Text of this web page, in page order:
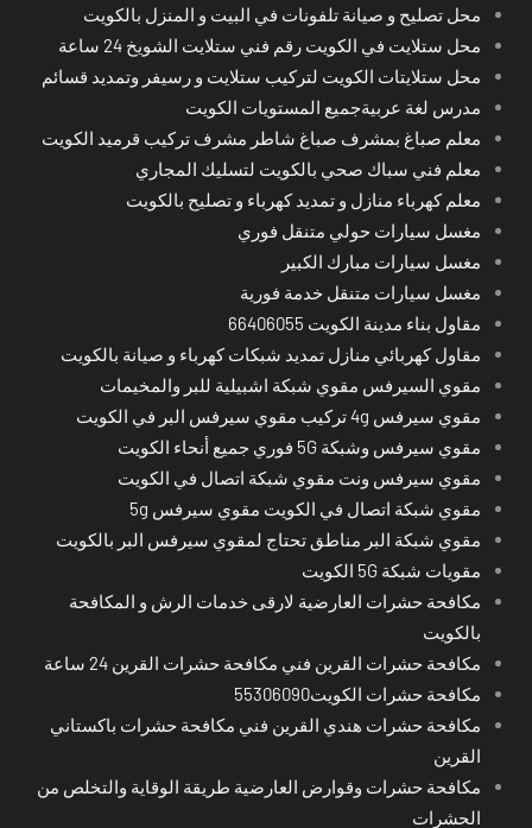
محل تصليح و صيانة تلفونات في البيت و المنزل بالكويت
محل ستلايت في الكويت رقم فني ستلايت الشويخ 24 ساعة
محل ستلايتات الكويت لتركيب ستلايت و رسيفر وتمديد قسائم
مدرس لغة عربيةجميع المستويات الكويت
معلم صباغ بمشرف صباغ شاطر مشرف تركيب قرميد الكويت
معلم فني سباك صحي بالكويت لتسليك المجاري
معلم كهرباء منازل و تمديد كهرباء و تصليح بالكويت
مغسل سيارات حولي متنقل فوري
مغسل سيارات مبارك الكبير
مغسل سيارات متنقل خدمة فورية
مقاول بناء مدينة الكويت 66406055
مقاول كهربائي منازل تمديد شبكات كهرباء و صيانة بالكويت
مقوي السيرفس مقوي شبكة اشبيلية للبر والمخيمات
مقوي سيرفس 4g تركيب مقوي سيرفس البر في الكويت
مقوي سيرفس وشبكة 5G فوري جميع أنحاء الكويت
مقوي سيرفس ونت مقوي شبكة اتصال في الكويت
مقوي شبكة اتصال في الكويت مقوي سيرفس 5g
مقوي شبكة البر مناطق تحتاج لمقوي سيرفس البر بالكويت
مقويات شبكة 5G الكويت
مكافحة حشرات العارضية لارقى خدمات الرش و المكافحة
بالكويت
مكافحة حشرات القرين فني مكافحة حشرات القرين 24 ساعة
مكافحة حشرات الكويت55306090
مكافحة حشرات هندي القرين فني مكافحة حشرات باكستاني
القرين
مكافحة حشرات وقوارض العارضية طريقة الوقاية والتخلص من
الحشرات